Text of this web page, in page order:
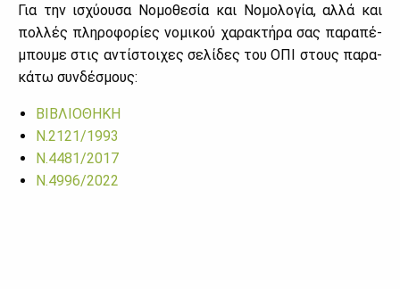
Για την ισχύ­ου­σα Νο­μο­θε­σία και Νο­μο­λο­γία, αλ­λά και
πολ­λές πλη­ρο­φο­ρί­ες νο­μι­κού χα­ρα­κτή­ρα σας πα­ρα­πέ­
μπου­με στις αντί­στοι­χες σε­λί­δες του ΟΠΙ στους πα­ρα­
κά­τω συν­δέ­σμους:
ΒΙ­ΒΛΙΟ­ΘΗ­ΚΗ
Ν.2121/1993
Ν.4481/2017
Ν.4996/2022